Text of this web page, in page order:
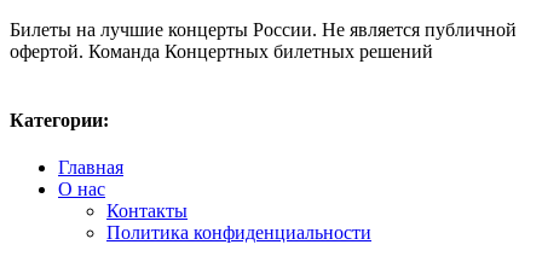
Билеты на лучшие концерты России. Не является публичной
офертой. Команда Концертных билетных решений
Категории:
Главная
О нас
Контакты
Политика конфиденциальности